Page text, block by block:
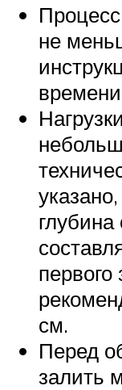
не
первого
см.
Перед
залить